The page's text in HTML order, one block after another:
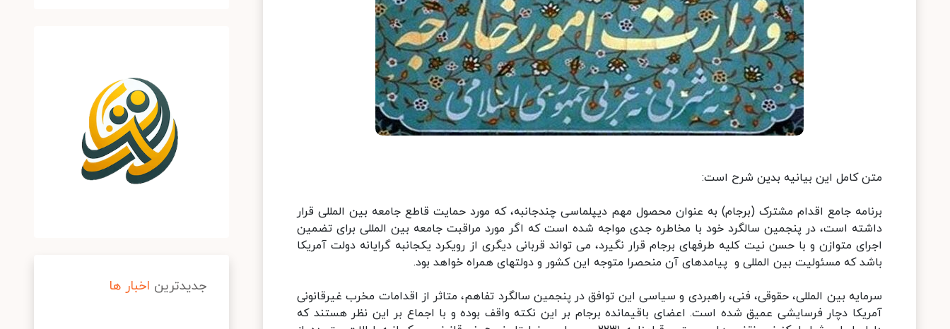
متن کامل این بیانیه بدین شرح است:
برنامه جامع اقدام مشترک (برجام) به عنوان محصول مهم دیپلماسی چندجانبه، که مورد حمایت قاطع جامعه بین المللی قرار
داشته است، در پنجمین سالگرد خود با مخاطره جدی مواجه شده است که اگر مورد مراقبت جامعه بین المللی برای تضمین
اجرای متوازن و با حسن نیت کلیه طرفهای برجام قرار نگیرد، می تواند قربانی دیگری از رویکرد یکجانبه گرایانه دولت آمریکا
باشد که مسئولیت بین المللی و پیامدهای آن منحصرا متوجه این کشور و دولتهای همراه خواهد بود.
سرمایه بین المللی، حقوقی، فنی، راهبردی و سیاسی این توافق در پنجمین سالگرد تفاهم، متاثر از اقدامات مخرب غیرقانونی
آمریکا دچار فرسایشی عمیق شده است. اعضای باقیمانده برجام بر این نکته واقف بوده و با اجماع بر این نظر هستند که
جدیدترین اخبار ها